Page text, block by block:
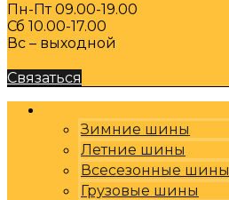
Пн-Пт 09.00-19.00
Сб 10.00-17.00
Вс – выходной
Связаться
Зимние шины
Летние шины
Всесезонные шины
Грузовые шины